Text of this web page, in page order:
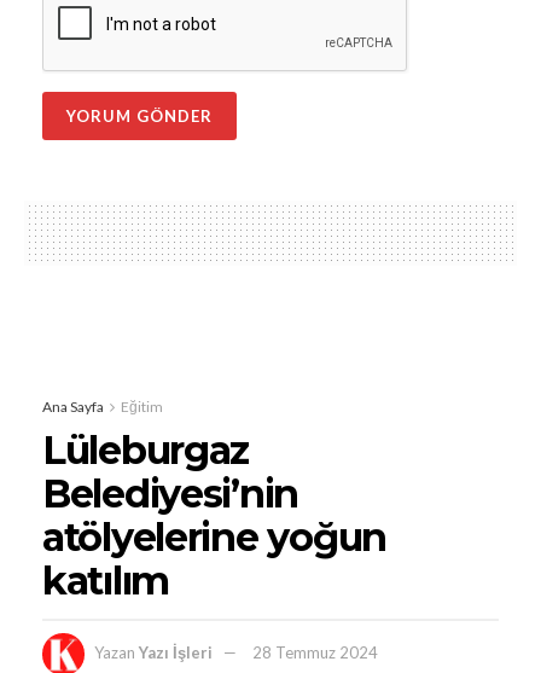
Ana Sayfa Eğitim
Lüleburgaz
Belediyesi’nin
atölyelerine yoğun
katılım
Yazan Yazı İşleri
28 Temmuz 2024